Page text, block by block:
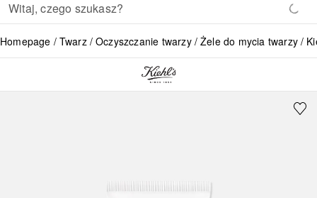
Homepage Twarz Oczyszczanie twarzy Żele do mycia twarzy